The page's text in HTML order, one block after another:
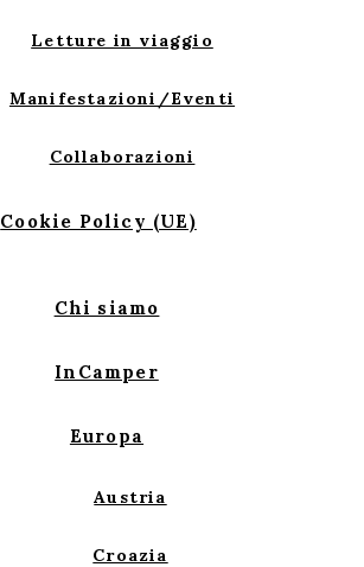
Letture in viaggio
Manifestazioni/Eventi
Collaborazioni
Cookie Policy (UE)
Chi siamo
InCamper
Europa
Austria
Croazia